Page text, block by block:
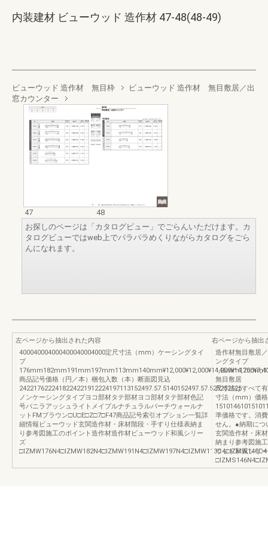
内装建材 ビューウッド 造作材 47-48(48-49)
ビューウッド 造作材 無目枠
ビューウッド 造作材 無目敷居／出
窓カウンター
47
48
お探しのページは「カタログビュー」でごらんいただけます。カ
タログビューではweb上でパラパラめくりながらカタログをごら
んになれます。
左ページから抽出された内容
400040004000400040004000定尺寸法（mm）ケーシングタイ
プ
商品記号価格（円／本）梱包入数（本）断面図見込
2422176222418224221912224197113152497.57.5140152497.57.525252525
ノンケーシングタイプヨコ部材タテ部材ヨコ部材タテ部材色記
号バニラアッシュライトメイプルナチュラルバーチウォールナ
ットFMブラウン□U□E□Z□7□F47商品記号索引オプション一覧詳
細情報ビューウッド玄関造作材・床材階段・手すり仕様表納ま
り参考図施工のポイント造作材造作材ビューウッド和風シリー
ズ
□IZMW176N4□IZMW182N4□IZMW191N4□IZMW197N4□IZMW113C4□IZMW140C4
右ページから抽出
造作材無目敷居
ングタイプ
無
尺寸法はすべて
寸法（mm）価
準価格です。消
せん。●納期につ
玄関造作材・床
納まり参考図施
ウッド和風シリ